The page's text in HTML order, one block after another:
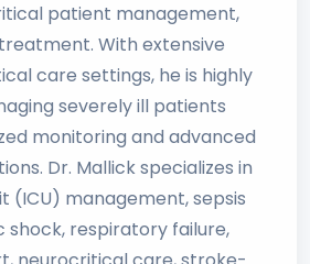
patient management,
With extensive
care settings, he is highly
severely ill patients
monitoring and advanced
Dr. Mallick specializes in
(ICU) management, sepsis
respiratory failure,